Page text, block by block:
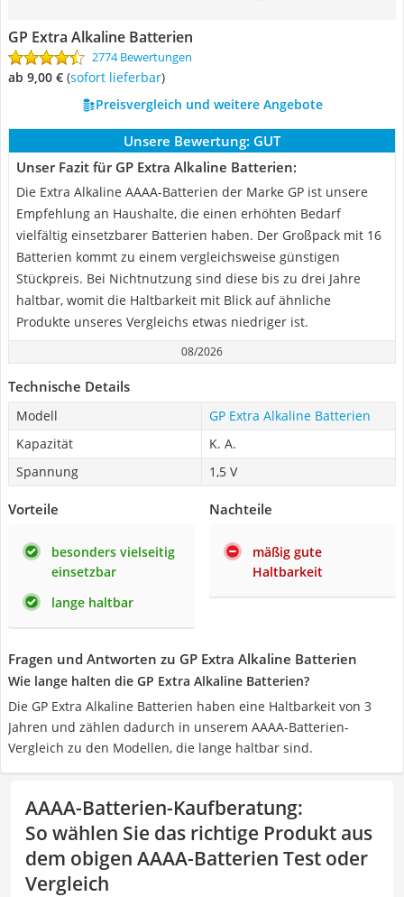
GP Extra Alkaline Batterien
2774 Bewertungen
ab 9,00 € ( Sofort lieferbar)
Preisvergleich und weitere Angebote
Unsere Bewertung: GUT
Unser Fazit für GP Extra Alkaline Batterien:
Die Extra Alkaline AAAA-Batterien der Marke GP ist unsere
Empfehlung an Haushalte, die einen erhöhten Bedarf
vielfältig einsetzbarer Batterien haben. Der Großpack mit 16
Batterien kommt zu einem vergleichsweise günstigen
Stückpreis. Bei Nichtnutzung sind diese bis zu drei Jahre
haltbar, womit die Haltbarkeit mit Blick auf ähnliche
Produkte unseres Vergleichs etwas niedriger ist.
08/2026
Technische Details
Modell
GP Extra Alkaline Batterien
Kapazität
K. A.
Spannung
1,5 V
Vorteile
besonders vielseitig
einsetzbar
lange haltbar
Nachteile
mäßig gute
Haltbarkeit
Fragen und Antworten zu GP Extra Alkaline Batterien
Wie lange halten die GP Extra Alkaline Batterien?
Die GP Extra Alkaline Batterien haben eine Haltbarkeit von 3
Jahren und zählen dadurch in unserem AAAA-Batterien-
Vergleich zu den Modellen, die lange haltbar sind.
AAAA-Batterien-Kaufberatung:
So wählen Sie das richtige Produkt aus
dem obigen AAAA-Batterien Test oder
Vergleich